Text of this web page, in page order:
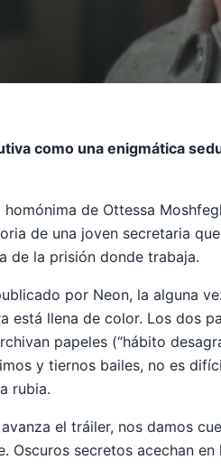
como una enigmática
homónima de Ottessa
de una joven secretaria
de la prisión donde trabaja.
por Neon, la alguna
está llena de color. Los dos
papeles (“hábito
y tiernos bailes, no es
rubia.
el tráiler, nos damos
Oscuros secretos acechan en